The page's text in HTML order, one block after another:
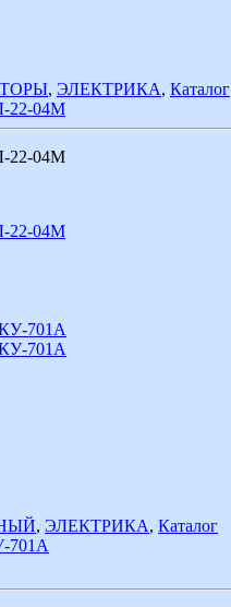
, ЭЛЕКТРИКА, Каталог
22-04М
22-04М
22-04М
, ЭЛЕКТРИКА, Каталог
701А